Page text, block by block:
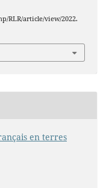
RLR/article/view/2022.
en terres